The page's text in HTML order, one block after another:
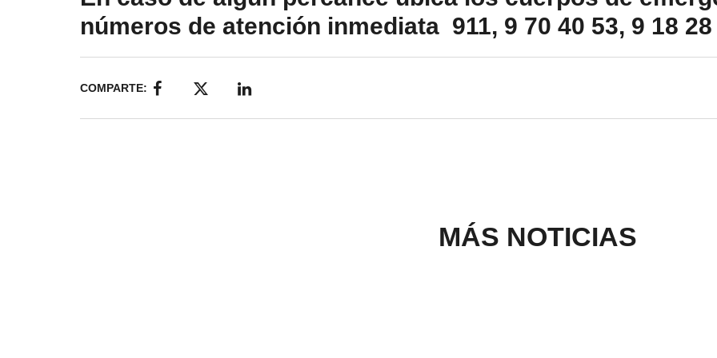
números de atención inmediata 911, 9 70 40 53, 9 18 28
COMPARTE:
MÁS NOTICIAS